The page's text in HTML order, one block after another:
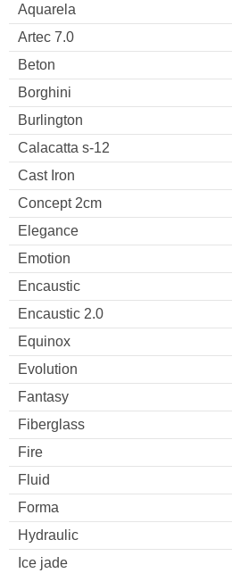
Aquarela
Artec 7.0
Beton
Borghini
Burlington
Calacatta s-12
Cast Iron
Concept 2cm
Elegance
Emotion
Encaustic
Encaustic 2.0
Equinox
Evolution
Fantasy
Fiberglass
Fire
Fluid
Forma
Hydraulic
Ice jade